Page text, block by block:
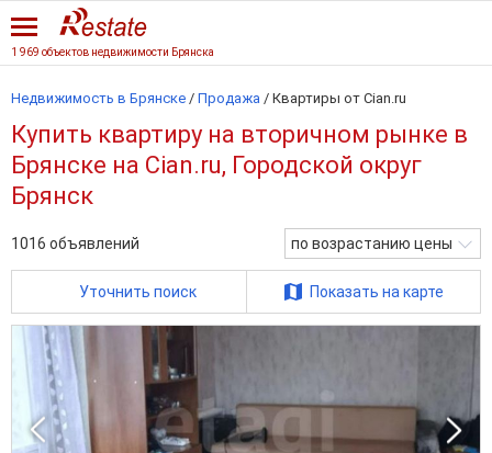
1 969 объектов недвижимости Брянска
Недвижимость в Брянске / Продажа / Квартиры от Cian.ru
Купить квартиру на вторичном рынке в
Брянске на Cian.ru, Городской округ
Брянск
1016 объявлений по возрастанию цены
Уточнить поиск Показать на карте